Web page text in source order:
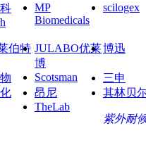
MP
Biomedicals
scilogex
伯特 JULABO优莱
博
博迅
Scotsman 三申
昂尼 其林贝
TheLab
紫外耐